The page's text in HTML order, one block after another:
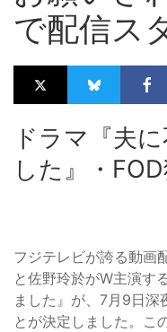
で配信ス
ドラマ『夫
した』・
フジテレビが誇る動画
と佐野玲於がW主演す
ました』が、7月9日
とが決定しました。こ